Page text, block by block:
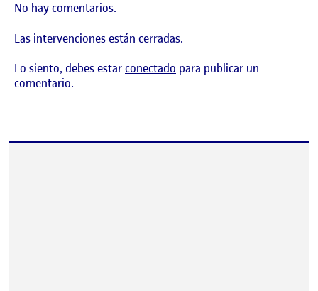
No hay comentarios.
Las intervenciones están cerradas.
Lo siento, debes estarconectado para publicar un
comentario.